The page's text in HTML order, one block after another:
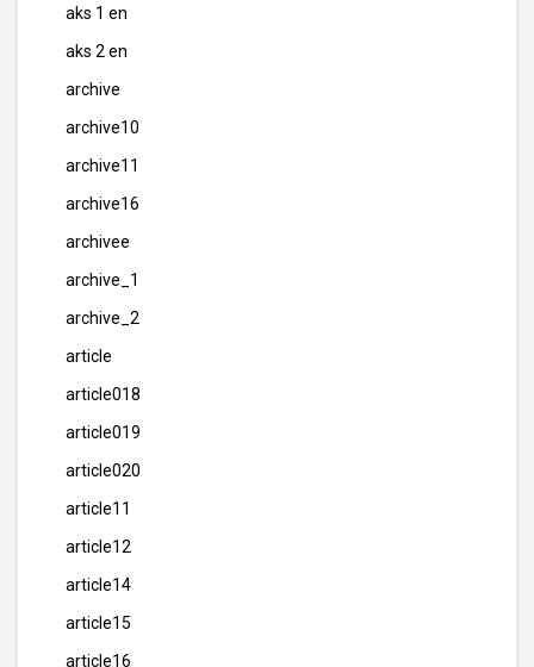
aks 1 en
aks 2 en
archive
archive10
archive11
archive16
archivee
archive_1
archive_2
article
article018
article019
article020
article11
article12
article14
article15
article16